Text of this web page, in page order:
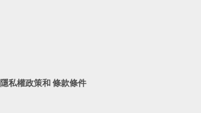
隱私權政策和 條款條件